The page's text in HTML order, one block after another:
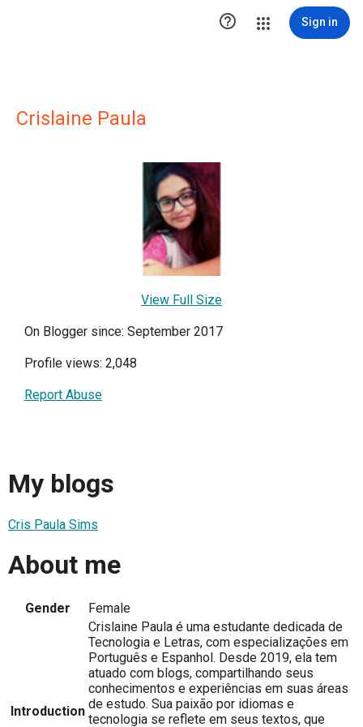
 Sign in
Crislaine Paula
View Full Size
On Blogger since: September 2017
Profile views: 2,048
Report Abuse
My blogs
Cris Paula Sims
About me
Gender Female
Introduction
Crislaine Paula é uma estudante dedicada de
Tecnologia e Letras, com especializações em
Português e Espanhol. Desde 2019, ela tem
atuado com blogs, compartilhando seus
conhecimentos e experiências em suas áreas
de estudo. Sua paixão por idiomas e
tecnologia se reflete em seus textos, que